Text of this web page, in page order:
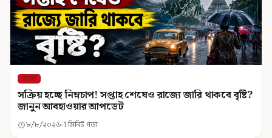
রাজ্য
সক্রিয় হচ্ছে নিম্নচাপ! সপ্তাহ শেষেও রাজ্যে জারি থাকবে বৃষ্টি?
জানুন আবহাওয়ার আপডেট
৮/৮/২০২৬ 1 মিনিট পড়া